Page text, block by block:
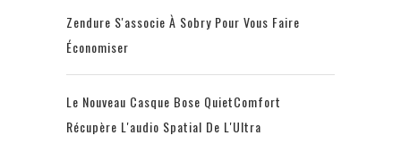
Zendure S'associe À Sobry Pour Vous Faire
Économiser
Le Nouveau Casque Bose QuietComfort
Récupère L'audio Spatial De L'Ultra